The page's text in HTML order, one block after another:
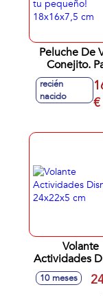
Peluche De
Conejito.
distraer y
a tu
18x16x7,5
recién
nacido
€
Volante
Actividades
24x22x5
10 meses